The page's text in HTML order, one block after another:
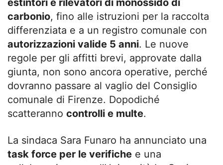
estintori e rilevatori di monossido di
carbonio, fino alle istruzioni per la raccolta
differenziata e a un registro comunale con
autorizzazioni valide 5 anni. Le nuove
regole per gli affitti brevi, approvate dalla
giunta, non sono ancora operative, perché
dovranno passare al vaglio del Consiglio
comunale di Firenze. Dopodiché
scatteranno controlli e multe.
La sindaca Sara Funaro ha annunciato una
task force per le verifiche e una